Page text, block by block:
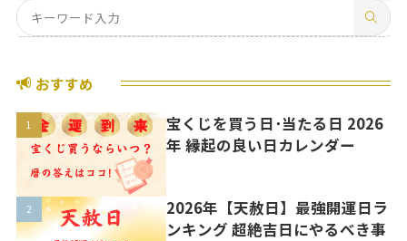
おすすめ
宝くじを買う日･当たる日 2026
年 縁起の良い日カレンダー
2026年【天赦日】最強開運日ラ
ンキング 超絶吉日にやるべき事